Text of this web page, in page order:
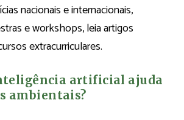
nacionais e internacionais,
e workshops, leia artigos
extracurriculares.
artificial ajuda
ambientais?